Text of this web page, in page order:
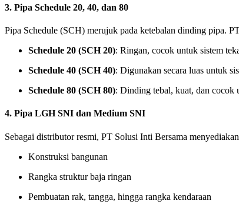
3. Pipa Schedule 20, 40, dan 80
Pipa Schedule (SCH) merujuk pada ketebalan dinding pipa.
Schedule 20 (SCH 20): Ringan, cocok untuk sistem
Schedule 40 (SCH 40): Digunakan secara luas untuk
Schedule 80 (SCH 80): Dinding tebal, kuat, dan cocok
4. Pipa LGH SNI dan Medium SNI
Sebagai distributor resmi, PT Solusi Inti Bersama
Konstruksi bangunan
Rangka struktur baja ringan
Pembuatan rak, tangga, hingga rangka kendaraan